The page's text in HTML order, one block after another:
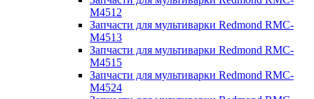
M4512
Запчасти для мультиварки Redmond RMC-
M4513
Запчасти для мультиварки Redmond RMC-
M4515
Запчасти для мультиварки Redmond RMC-
M4524